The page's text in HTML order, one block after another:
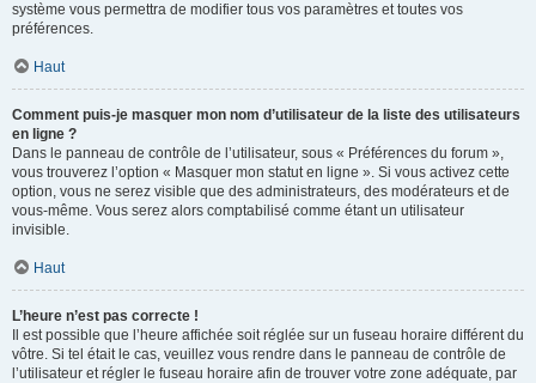
système vous permettra de modifier tous vos paramètres et toutes vos
préférences.
Haut
Comment puis-je masquer mon nom d’utilisateur de la liste des utilisateurs
en ligne ?
Dans le panneau de contrôle de l’utilisateur, sous « Préférences du forum »,
vous trouverez l’option « Masquer mon statut en ligne ». Si vous activez cette
option, vous ne serez visible que des administrateurs, des modérateurs et de
vous-même. Vous serez alors comptabilisé comme étant un utilisateur
invisible.
Haut
L’heure n’est pas correcte !
Il est possible que l’heure affichée soit réglée sur un fuseau horaire différent du
vôtre. Si tel était le cas, veuillez vous rendre dans le panneau de contrôle de
l’utilisateur et régler le fuseau horaire afin de trouver votre zone adéquate, par